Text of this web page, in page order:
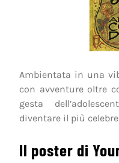
Ambientata in una
con avventure oltre
gesta
diventare il più
Il poster di